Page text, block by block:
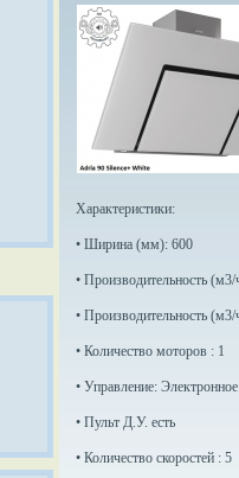
Характеристики:
• Ширина (мм): 600
• Производительность
• Производительность
• Количество моторов : 1
• Управление:
• Пульт Д.У. есть
• Количество скоростей : 5